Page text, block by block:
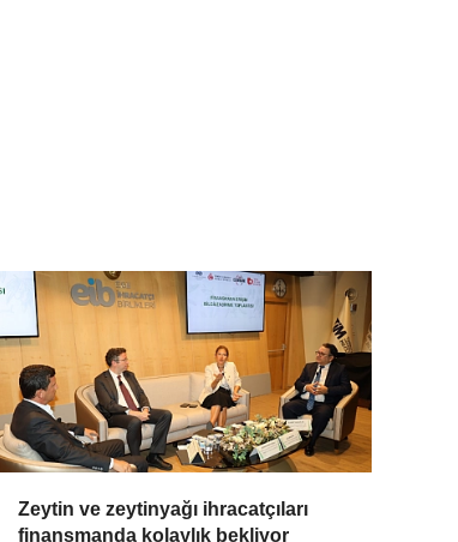
Zeytin ve zeytinyağı ihracatçıları
finansmanda kolaylık bekliyor